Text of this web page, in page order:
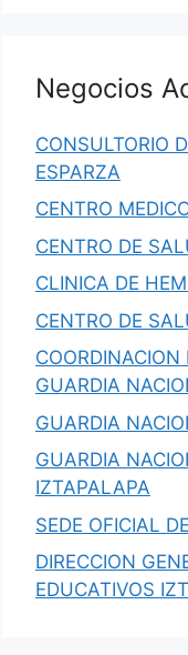
Negocios
CONSULTORIO
ESPARZA
CENTRO
CENTRO DE
CLINICA DE
CENTRO DE
GUARDIA
GUARDIA
GUARDIA
IZTAPALAPA
SEDE OFICIAL
DIRECCION
EDUCATIVOS